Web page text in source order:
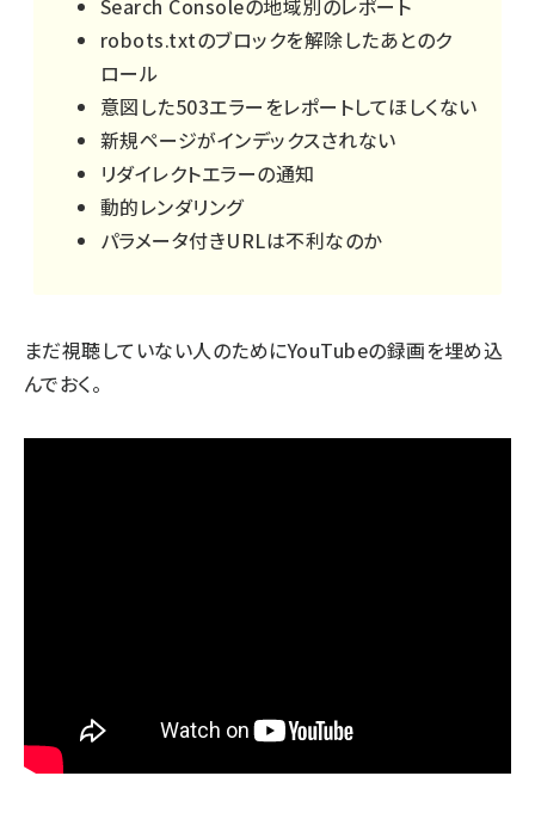
Search Consoleの地域別のレポート
robots.txtのブロックを解除したあとのク
ロール
意図した503エラーをレポートしてほしくない
新規ページがインデックスされない
リダイレクトエラーの通知
動的レンダリング
パラメータ付きURLは不利なのか
まだ視聴していない人のためにYouTubeの録画を埋め込
んでおく。